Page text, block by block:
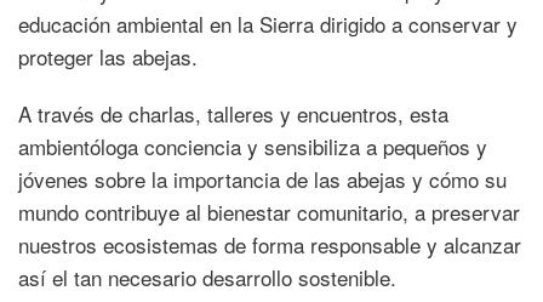
educación ambiental en la Sierra dirigido a conservar y
proteger las abejas.
A través de charlas, talleres y encuentros, esta
ambientóloga conciencia y sensibiliza a pequeños y
jóvenes sobre la importancia de las abejas y cómo su
mundo contribuye al bienestar comunitario, a preservar
nuestros ecosistemas de forma responsable y alcanzar
así el tan necesario desarrollo sostenible.